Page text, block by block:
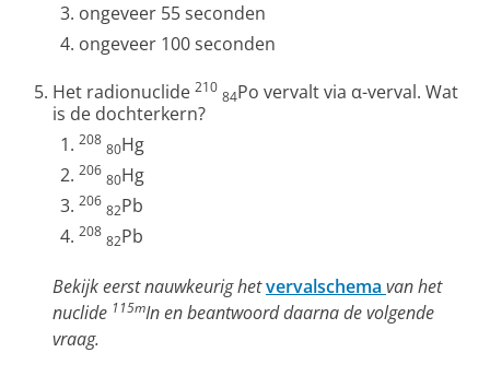
ongeveer 55 seconden
ongeveer 100 seconden
Het radionuclide 210
84Po vervalt via α-verval. Wat
is de dochterkern?
208
80Hg
206
80Hg
206
82Pb
208
82Pb
Bekijk eerst nauwkeurig hetvervalschema van het
nuclide 115mIn en beantwoord daarna de volgende
vraag.